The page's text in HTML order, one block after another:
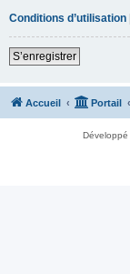
Conditions d’utilisation
S’enregistrer
Accueil Portail